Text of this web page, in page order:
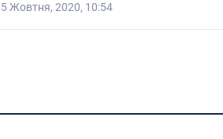
5 Жовтня, 2020, 10:54